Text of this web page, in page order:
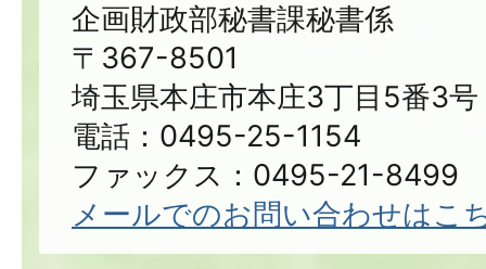
企画財政部秘書課秘書係
〒367-8501
埼玉県本庄市本庄3丁目5番3号
電話：0495-25-1154
ファックス：0495-21-8499
メールでのお問い合わせはこ